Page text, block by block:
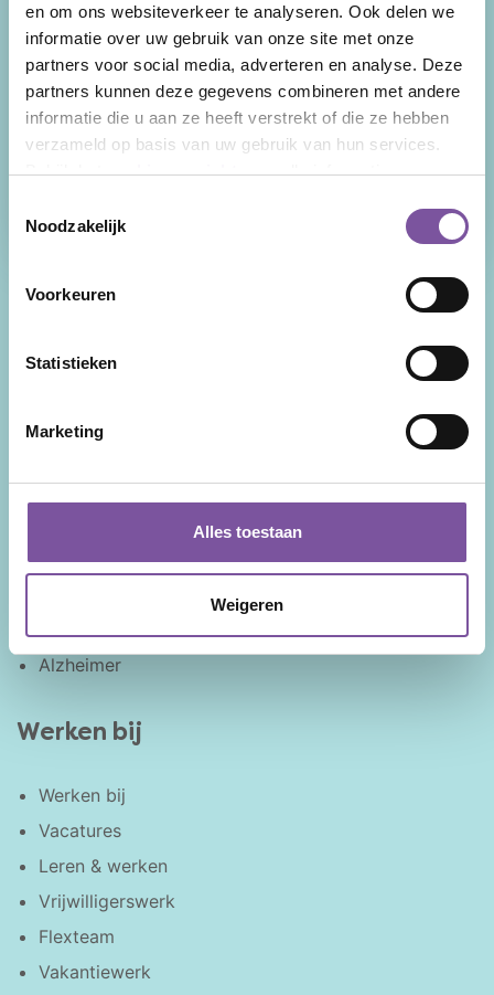
en om ons websiteverkeer te analyseren. Ook delen we
informatie over uw gebruik van onze site met onze
partners voor social media, adverteren en analyse. Deze
partners kunnen deze gegevens combineren met andere
informatie die u aan ze heeft verstrekt of die ze hebben
verzameld op basis van uw gebruik van hun services.
Bekijk hetcookieoverzichtvoor alle informatie.
Noodzakelijk
Voorkeuren
Statistieken
Marketing
Alles toestaan
Weigeren
Wij zijn Silverein, ouderenzorgorganisatie in
de provincie Utrecht met als kernexpertise
zorg thuis, verpleeghuiszorg en geriatrische
revalidatie. Uw levensverhaal is de rode
draad door onze zorg en ondersteuning.
Snel naar
Locaties
Behandeling en advies
Participatie
Cliëntenraad
Voor naasten
Parkinson
Alzheimer
Werken bij
Werken bij
Vacatures
Leren & werken
Vrijwilligerswerk
Flexteam
Vakantiewerk